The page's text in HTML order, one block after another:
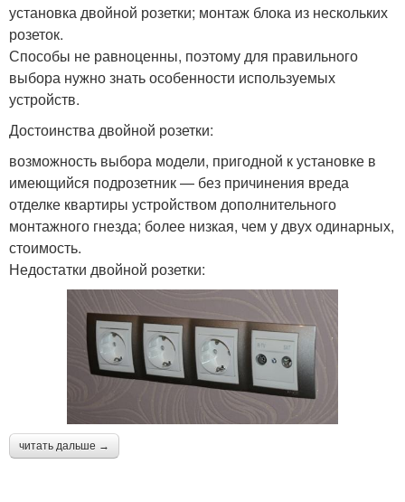
установка двойной розетки; монтаж блока из нескольких
розеток.
Способы не равноценны, поэтому для правильного
выбора нужно знать особенности используемых
устройств.
Достоинства двойной розетки:
возможность выбора модели, пригодной к установке в
имеющийся подрозетник — без причинения вреда
отделке квартиры устройством дополнительного
монтажного гнезда; более низкая, чем у двух одинарных,
стоимость.
Недостатки двойной розетки:
читать дальше →